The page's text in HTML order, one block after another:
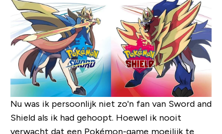
Nu was ik persoonlijk niet zo'n fan van Sword and
Shield als ik had gehoopt. Hoewel ik nooit
verwacht dat een Pokémon-game moeilijk te